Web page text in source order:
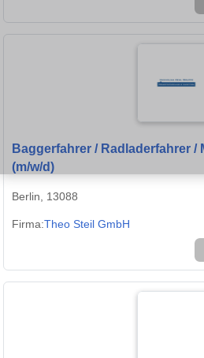
Baggerfahrer / Radladerfahrer /
(m/w/d)
Berlin, 13088
Firma:Theo Steil GmbH